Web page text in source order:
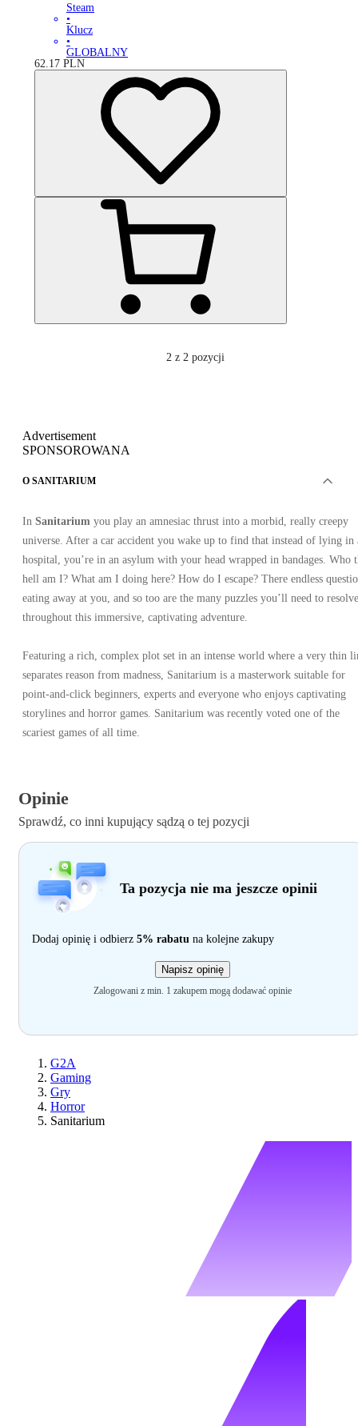
Steam
•
Klucz
•
GLOBALNY
62.17 PLN
2 z 2 pozycji
Advertisement
SPONSOROWANA
O SANITARIUM
In Sanitarium you play an amnesiac thrust into a morbid, really creepy
universe. After a car accident you wake up to find that instead of lying in
hospital, you’re in an asylum with your head wrapped in bandages. Who
hell am I? What am I doing here? How do I escape? There endless
eating away at you, and so too are the many puzzles you’ll need to resolve
throughout this immersive, captivating adventure.
Featuring a rich, complex plot set in an intense world where a very thin
separates reason from madness, Sanitarium is a masterwork suitable for
point-and-click beginners, experts and everyone who enjoys captivating
storylines and horror games. Sanitarium was recently voted one of the
scariest games of all time.
Opinie
Sprawdź, co inni kupujący sądzą o tej pozycji
Ta pozycja nie ma jeszcze opinii
Dodaj opinię i odbierz 5% rabatu na kolejne zakupy
Napisz opinię
Zalogowani z min. 1 zakupem mogą dodawać opinie
G2A
Gaming
Gry
Horror
Sanitarium